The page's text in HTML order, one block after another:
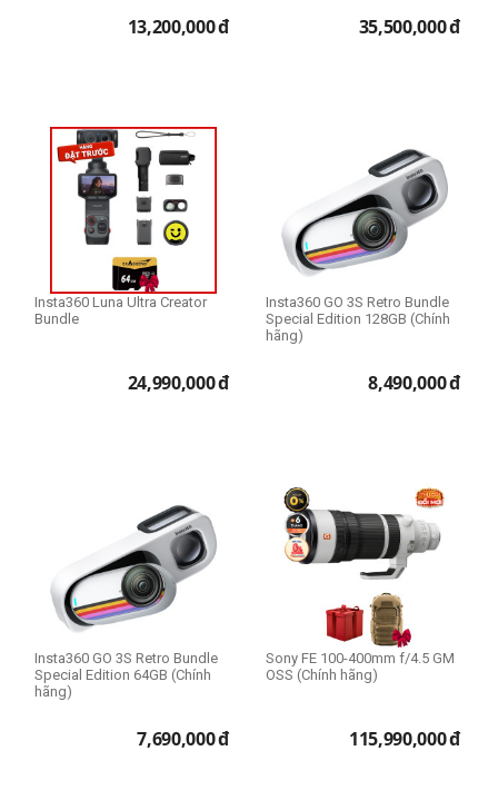
13,200,000đ 35,500,000đ
Insta360 Luna Ultra Creator
Bundle
24,990,000đ
Insta360 GO 3S Retro Bundle
Special Edition 128GB (Chính
hãng)
8,490,000đ
Insta360 GO 3S Retro Bundle
Special Edition 64GB (Chính
hãng)
7,690,000đ
Sony FE 100-400mm f/4.5 GM
OSS (Chính hãng)
115,990,000đ